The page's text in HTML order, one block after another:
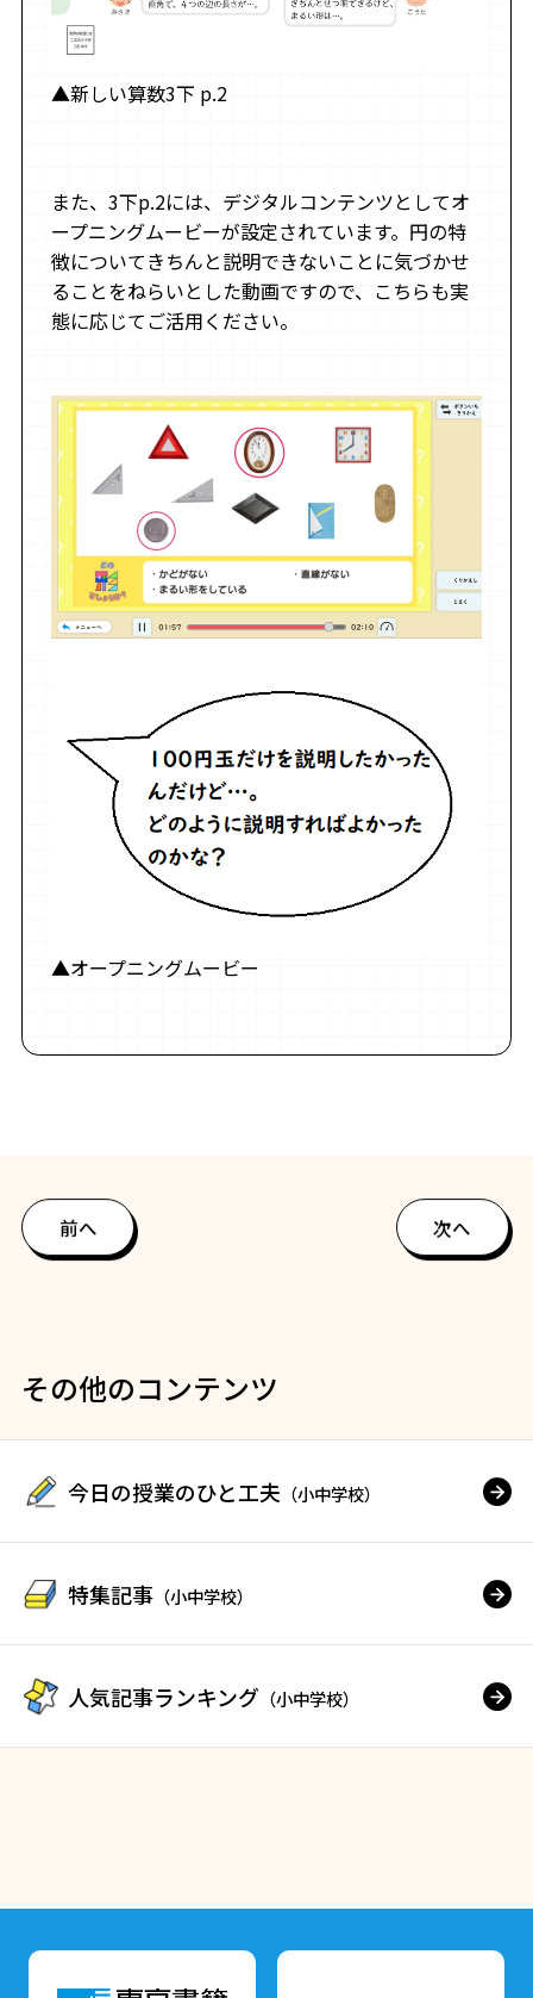
▲新しい算数3下 p.2
また、3下p.2には、デジタルコンテンツとしてオ
ープニングムービーが設定されています。円の特
徴についてきちんと説明できないことに気づかせ
ることをねらいとした動画ですので、こちらも実
態に応じてご活用ください。
▲オープニングムービー
前へ 次へ
その他のコンテンツ
今日の授業のひと工夫 （小中学校）
特集記事 （小中学校）
人気記事ランキング （小中学校）